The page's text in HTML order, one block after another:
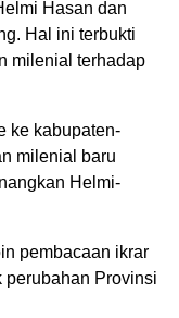
Hasan dan
Hal ini terbukti
milenial terhadap
ke kabupaten-
milenial baru
Helmi-
pembacaan ikrar
perubahan Provinsi